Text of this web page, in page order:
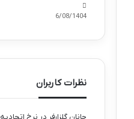
06/08/1404
نظرات کاربران
جانان گلزارفر در نرخ اتحادیه